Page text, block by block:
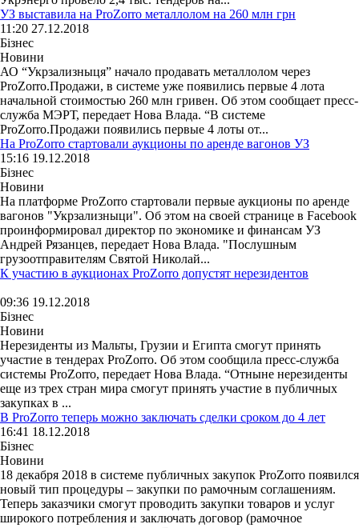
УЗ выставила на ProZorro металлолом на 260 млн грн
11:20 27.12.2018
Бізнес
Новини
АО “Укрзализныця” начало продавать металлолом через
ProZorro.Продажи, в системе уже появились первые 4 лота
начальной стоимостью 260 млн гривен. Об этом сообщает пресс-
служба МЭРТ, передает Нова Влада. “В системе
ProZorro.Продажи появились первые 4 лоты от...
На ProZorro стартовали аукционы по аренде вагонов УЗ
15:16 19.12.2018
Бізнес
Новини
На платформе ProZorro стартовали первые аукционы по аренде
вагонов "Укрзализныци". Об этом на своей странице в Facebook
проинформировал директор по экономике и финансам УЗ
Андрей Рязанцев, передает Нова Влада. "Послушным
грузоотправителям Святой Николай...
К участию в аукционах ProZorro допустят нерезидентов
09:36 19.12.2018
Бізнес
Новини
Нерезиденты из Мальты, Грузии и Египта смогут принять
участие в тендерах ProZorro. Об этом сообщила пресс-служба
системы ProZorro, передает Нова Влада. “Отныне нерезиденты
еще из трех стран мира смогут принять участие в публичных
закупках в ...
В ProZorro теперь можно заключать сделки сроком до 4 лет
16:41 18.12.2018
Бізнес
Новини
18 декабря 2018 в системе публичных закупок ProZorro появился
новый тип процедуры – закупки по рамочным соглашениям.
Теперь заказчики смогут проводить закупки товаров и услуг
широкого потребления и заключать договор (рамочное